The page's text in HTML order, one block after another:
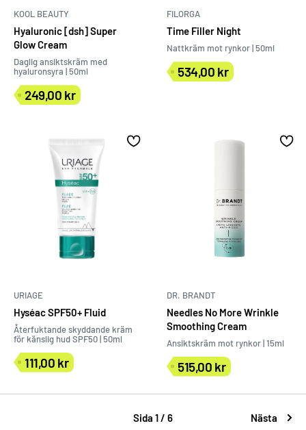
KOOL BEAUTY
Hyaluronic [dsh] Super
Glow Cream
Daglig ansiktskräm med
hyaluronsyra | 50ml
Försäljningspris
249,00 kr
FILORGA
Time Filler Night
Nattkräm mot rynkor | 50ml
Försäljningspris
534,00 kr
URIAGE
Hyséac SPF50+ Fluid
Återfuktande skyddande kräm
för känslig hud SPF50 | 50ml
Försäljningspris
111,00 kr
DR. BRANDT
Needles No More Wrinkle
Smoothing Cream
Ansiktskräm mot rynkor | 15ml
Försäljningspris
515,00 kr
Sida 1 / 6 Nästa